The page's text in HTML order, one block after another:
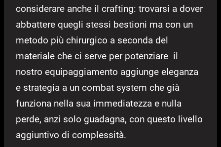
considerare anche il crafting: trovarsi a dover
abbattere quegli stessi bestioni ma con un
metodo più chirurgico a seconda del
materiale che ci serve per potenziare il
nostro equipaggiamento aggiunge eleganza
e strategia a un combat system che già
funziona nella sua immediatezza e nulla
perde, anzi solo guadagna, con questo livello
aggiuntivo di complessità.